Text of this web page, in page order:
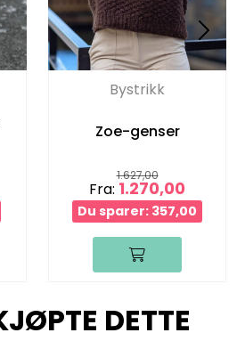
Bystrikk
Zoe-genser
1.627,00
Fra: 1.270,00
Du sparer: 357,00
DETTE